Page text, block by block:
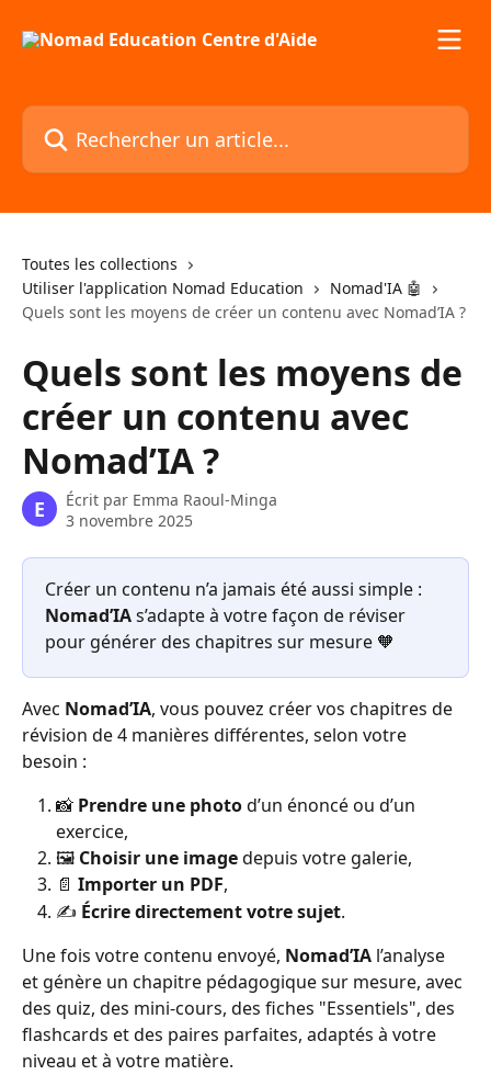
Rechercher un article...
Toutes les collections
Utiliser l'application Nomad Education
Nomad'IA 🤖
Quels sont les moyens de créer un contenu avec Nomad’IA ?
Quels sont les moyens de
créer un contenu avec
Nomad’IA ?
E Écrit par Emma Raoul-Minga
3 novembre 2025
Créer un contenu n’a jamais été aussi simple :
Nomad’IA s’adapte à votre façon de réviser
pour générer des chapitres sur mesure 🧡
Avec Nomad’IA, vous pouvez créer vos chapitres de
révision de 4 manières différentes, selon votre
besoin :
📸 Prendre une photo d’un énoncé ou d’un
exercice,
🖼️ Choisir une image depuis votre galerie,
📄 Importer un PDF,
✍️ Écrire directement votre sujet.
Une fois votre contenu envoyé, Nomad’IA l’analyse
et génère un chapitre pédagogique sur mesure, avec
des quiz, des mini-cours, des fiches "Essentiels", des
flashcards et des paires parfaites, adaptés à votre
niveau et à votre matière.